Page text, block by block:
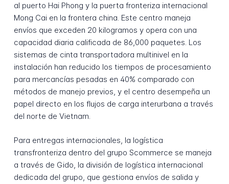
al puerto Hai Phong y la puerta fronteriza internacional
Mong Cai en la frontera china. Este centro maneja
envíos que exceden 20 kilogramos y opera con una
capacidad diaria calificada de 86,000 paquetes. Los
sistemas de cinta transportadora multinivel en la
instalación han reducido los tiempos de procesamiento
para mercancías pesadas en 40% comparado con
métodos de manejo previos, y el centro desempeña un
papel directo en los flujos de carga interurbana a través
del norte de Vietnam.
Para entregas internacionales, la logística
transfronteriza dentro del grupo Scommerce se maneja
a través de Gido, la división de logística internacional
dedicada del grupo, que gestiona envíos de salida y